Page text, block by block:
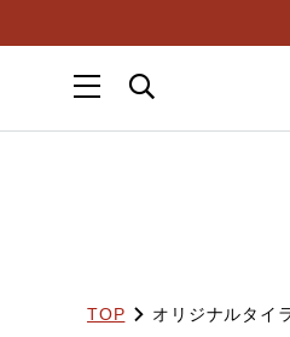
TOP オリジナルタイ